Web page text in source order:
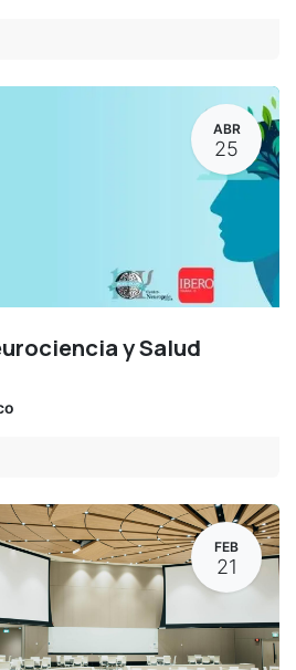
ABR
25
y Salud
FEB
21